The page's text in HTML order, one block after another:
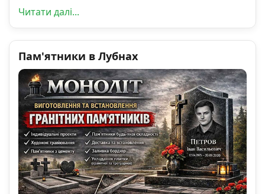
Читати далі...
Пам'ятники в Лубнах